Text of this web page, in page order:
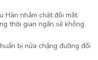
Hàn nhắm chặt đôi mắt.
thời gian ngắn sẽ không
bị nửa chặng đường đổi